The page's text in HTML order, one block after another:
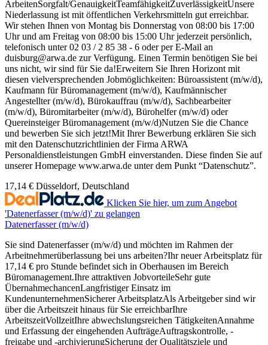
ArbeitenSorgfalt/GenauigkeitTeamfähigkeitZuverlässigkeitUnsere
Niederlassung ist mit öffentlichen Verkehrsmitteln gut erreichbar.
Wir stehen Ihnen von Montag bis Donnerstag von 08:00 bis 17:00
Uhr und am Freitag von 08:00 bis 15:00 Uhr jederzeit persönlich,
telefonisch unter 02 03 / 2 85 38 - 6 oder per E-Mail an
duisburg@arwa.de zur Verfügung. Einen Termin benötigen Sie bei
uns nicht, wir sind für Sie da!Erweitern Sie Ihren Horizont mit
diesen vielversprechenden Jobmöglichkeiten: Büroassistent (m/w/d),
Kaufmann für Büromanagement (m/w/d), Kaufmännischer
Angestellter (m/w/d), Bürokauffrau (m/w/d), Sachbearbeiter
(m/w/d), Büromitarbeiter (m/w/d), Bürohelfer (m/w/d) oder
Quereinsteiger Büromanagement (m/w/d)Nutzen Sie die Chance
und bewerben Sie sich jetzt!Mit Ihrer Bewerbung erklären Sie sich
mit den Datenschutzrichtlinien der Firma ARWA
Personaldienstleistungen GmbH einverstanden. Diese finden Sie auf
unserer Homepage www.arwa.de unter dem Punkt “Datenschutz”.
17,14 € Düsseldorf, Deutschland
Klicken Sie hier, um zum Angebot
'Datenerfasser (m/w/d)' zu gelangen
Datenerfasser (m/w/d)
Sie sind Datenerfasser (m/w/d) und möchten im Rahmen der
Arbeitnehmerüberlassung bei uns arbeiten?Ihr neuer Arbeitsplatz für
17,14 € pro Stunde befindet sich in Oberhausen im Bereich
Büromanagement.Ihre attraktiven JobvorteileSehr gute
ÜbernahmechancenLangfristiger Einsatz im
KundenunternehmenSicherer ArbeitsplatzAls Arbeitgeber sind wir
über die Arbeitszeit hinaus für Sie erreichbarIhre
ArbeitszeitVollzeitIhre abwechslungsreichen TätigkeitenAnnahme
und Erfassung der eingehenden AufträgeAuftragskontrolle, -
freigabe und -archivierungSicherung der Qualitätsziele und